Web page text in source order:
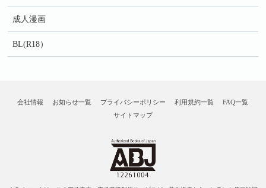
成人漫画
BL(R18）
会社情報 お知らせ一覧 プライバシーポリシー 利用規約一覧
FAQ一覧
サイトマップ